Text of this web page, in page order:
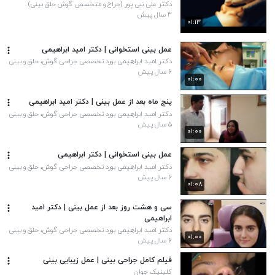
۰۱:۱۳
دکتر علی نبی پور (جراح و متخصص گوش حلق بینی)
۳ سال پیش
۰۱:۰۰
عمل بینی استخوانی | دکتر امید ابراهیمی
دکتر امید ابراهیمی بورد تخصصی جراحی گوش، حلق و بینی
۶ سال پیش
۰۱:۰۰
پنج ماه بعد از عمل بینی | دکتر امید ابراهیمی
دکتر امید ابراهیمی بورد تخصصی جراحی گوش، حلق و بینی
۵ سال پیش
۰۱:۰۸
عمل بینی استخوانی | دکتر ابراهیمی
دکتر امید ابراهیمی بورد تخصصی جراحی گوش، حلق و بینی
۶ سال پیش
۰۱:۰۰
سی و هشت روز بعد از عمل بینی | دکتر امید
ابراهیمی
دکتر امید ابراهیمی بورد تخصصی جراحی گوش، حلق و بینی
۶ سال پیش
فیلم کامل جراحی بینی | عمل زیبایی بینی
کلینیک جوان